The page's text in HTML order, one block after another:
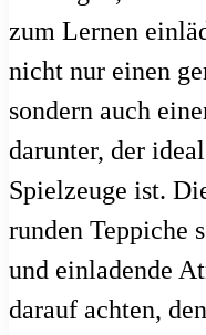
zum Lernen
nicht nur einen
sondern auch
darunter, der
Spielzeuge ist.
runden Teppiche
und einladende
darauf achten,